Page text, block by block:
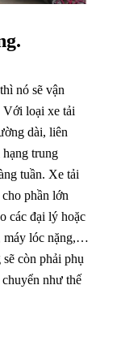
nó sẽ vận
Với loại xe tải
dài, liên
trung
tuần. Xe tải
phần lớn
các đại lý hoặc
máy lóc nặng,…
còn phải phụ
như thế